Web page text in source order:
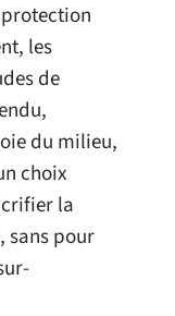
les
de
du milieu,
choix
la
sans pour